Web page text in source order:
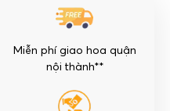
Miễn phí giao hoa quận
nội thành**